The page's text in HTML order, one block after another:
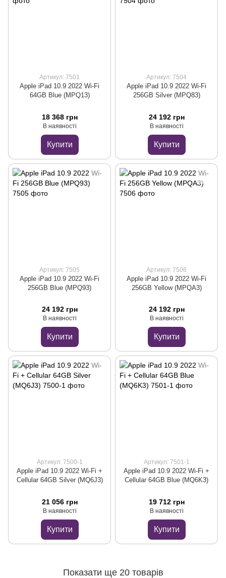
Артикул: 7501
Apple iPad 10.9 2022 Wi-Fi
64GB Blue (MPQ13)
18 368 грн
В наявності
Купити
Артикул: 7504
Apple iPad 10.9 2022 Wi-Fi
256GB Silver (MPQ83)
24 192 грн
В наявності
Купити
Артикул: 7505
Apple iPad 10.9 2022 Wi-Fi
256GB Blue (MPQ93)
24 192 грн
В наявності
Купити
Артикул: 7506
Apple iPad 10.9 2022 Wi-Fi
256GB Yellow (MPQA3)
24 192 грн
В наявності
Купити
Артикул: 7500-1
Apple iPad 10.9 2022 Wi-Fi +
Cellular 64GB Silver (MQ6J3)
21 056 грн
В наявності
Купити
Артикул: 7501-1
Apple iPad 10.9 2022 Wi-Fi +
Cellular 64GB Blue (MQ6K3)
19 712 грн
В наявності
Купити
Показати ще 20 товарів